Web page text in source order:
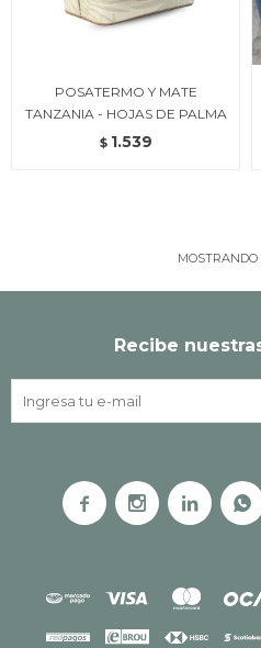
POSATERMO Y MATE
TANZANIA - HOJAS DE PALMA
$ 1.539
MOSTRANDO
Recibe
   